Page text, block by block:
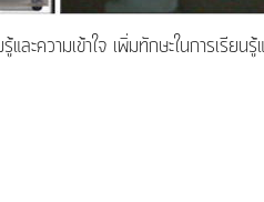
ความเข้าใจ เพิ่มทักษะในการเรียนรู้